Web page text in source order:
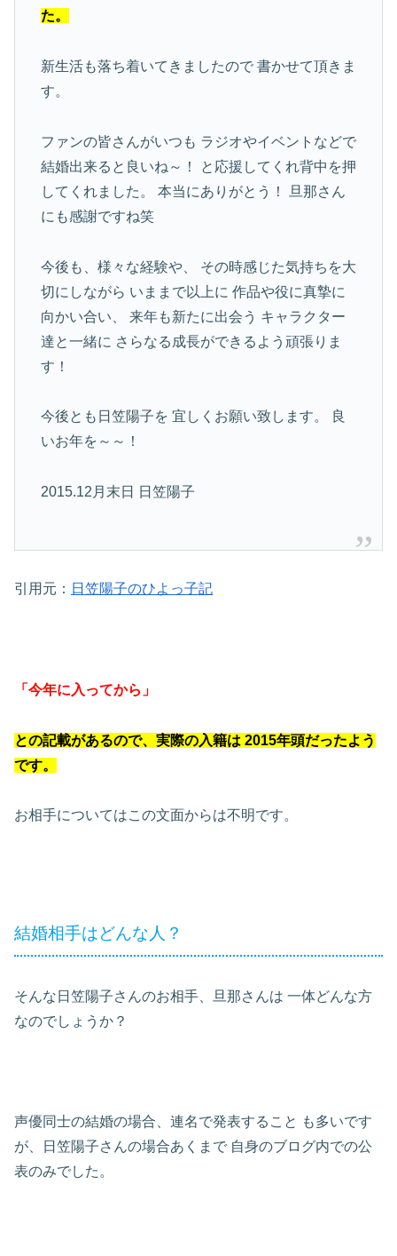
た。
新生活も落ち着いてきましたので書かせて頂きま
す。
ファンの皆さんがいつも ラジオやイベントなどで
結婚出来ると良いね～！
と応援してくれ背中を押
してくれました。
本当にありがとう！
旦那さん
にも感謝ですね笑
今後も、様々な経験や、
その時感じた気持ちを大
切にしながら いままで以上に 作品や役に真摯に
向かい合い、
来年も新たに出会う キャラクター
達と一緒に さらなる成長ができるよう頑張りま
す！
今後とも日笠陽子を 宜しくお願い致します。
良
いお年を～～！
2015.12月末日 日笠陽子
引用元： 日笠陽子のひよっ子記
「今年に入ってから」
との記載があるので、実際の入籍は 2015年頭だったよう
です。
お相手についてはこの文面からは不明です。
結婚相手はどんな人？
そんな日笠陽子さんのお相手、旦那さんは 一体どんな方
なのでしょうか？
声優同士の結婚の場合、連名で発表すること も多いです
が、日笠陽子さんの場合あくまで 自身のブログ内での公
表のみでした。